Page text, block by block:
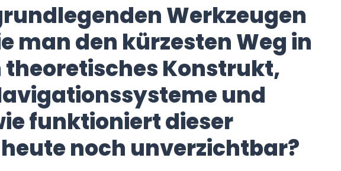
Werkzeugen
man den kürzesten Weg in
theoretisches Konstrukt,
und
funktioniert dieser
noch unverzichtbar?